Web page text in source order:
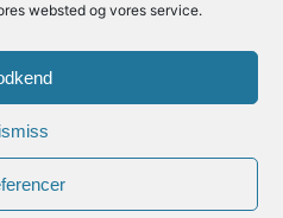
websted og vores service.